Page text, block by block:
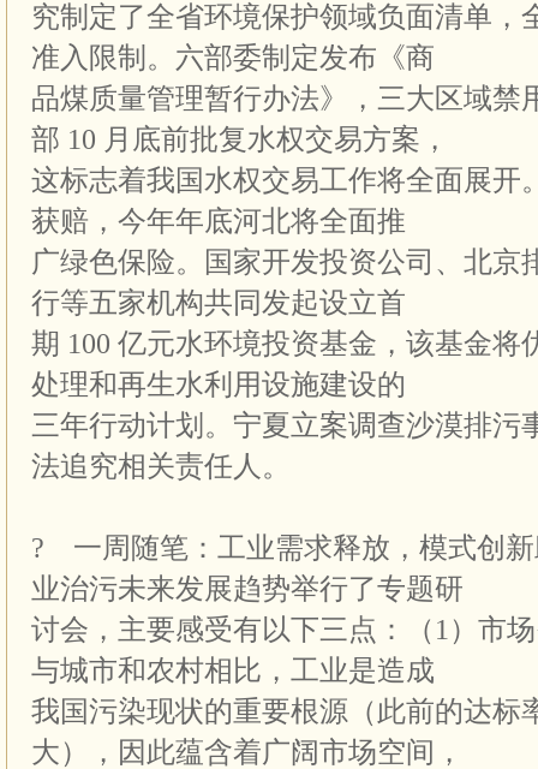
究制定了全省环境保护领域负面清单，
准入限制。六部委制定发布《商
品煤质量管理暂行办法》，三大区域禁
部 10 月底前批复水权交易方案，
这标志着我国水权交易工作将全面展开
获赔，今年年底河北将全面推
广绿色保险。国家开发投资公司、北京
行等五家机构共同发起设立首
期 100 亿元水环境投资基金，该基金将
处理和再生水利用设施建设的
三年行动计划。宁夏立案调查沙漠排污
法追究相关责任人。
? 一周随笔：工业需求释放，模式创
业治污未来发展趋势举行了专题研
讨会，主要感受有以下三点：（1）市
与城市和农村相比，工业是造成
我国污染现状的重要根源（此前的达标
大），因此蕴含着广阔市场空间，